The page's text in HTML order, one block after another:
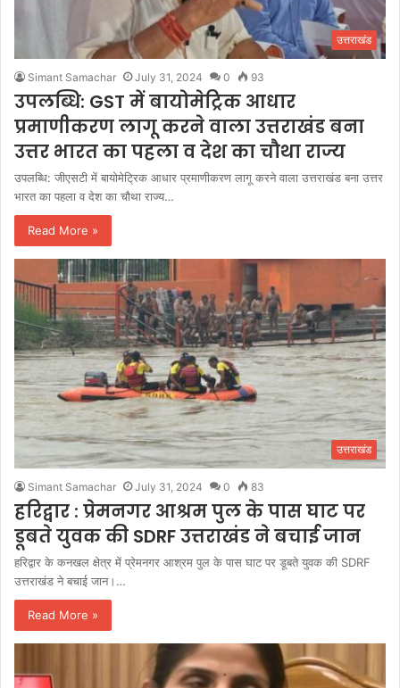
उत्तराखंड
Simant Samachar July 31, 2024 0 93
उपलब्धि: GST में बायोमेट्रिक आधार
प्रमाणीकरण लागू करने वाला उत्तराखंड बना
उत्तर भारत का पहला व देश का चौथा राज्य
उपलब्धि: जीएसटी में बायोमेट्रिक आधार प्रमाणीकरण लागू करने वाला उत्तराखंड बना उत्तर
भारत का पहला व देश का चौथा राज्य…
Read More »
उत्तराखंड
Simant Samachar July 31, 2024 0 83
हरिद्वार : प्रेमनगर आश्रम पुल के पास घाट पर
डूबते युवक की SDRF उत्तराखंड ने बचाई जान
हरिद्वार के कनखल क्षेत्र में प्रेमनगर आश्रम पुल के पास घाट पर डूबते युवक की SDRF
उत्तराखंड ने बचाई जान।…
Read More »